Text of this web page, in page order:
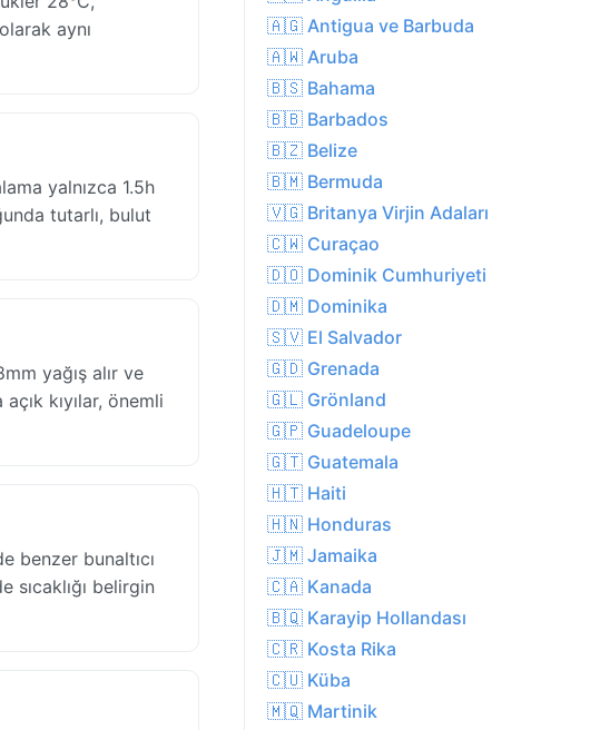
aynı
yalnızca 1.5h
tutarlı, bulut
yağış alır ve
kıyılar, önemli
benzer bunaltıcı
sıcaklığı belirgin
🇦🇬 Antigua ve Barbuda
🇦🇼 Aruba
🇧🇸 Bahama
🇧🇧 Barbados
🇧🇿 Belize
🇧🇲 Bermuda
🇻🇬 Britanya Virjin Adaları
🇨🇼 Curaçao
🇩🇴 Dominik Cumhuriyeti
🇩🇲 Dominika
🇸🇻 El Salvador
🇬🇩 Grenada
🇬🇱 Grönland
🇬🇵 Guadeloupe
🇬🇹 Guatemala
🇭🇹 Haiti
🇭🇳 Honduras
🇯🇲 Jamaika
🇨🇦 Kanada
🇧🇶 Karayip Hollandası
🇨🇷 Kosta Rika
🇨🇺 Küba
🇲🇶 Martinik